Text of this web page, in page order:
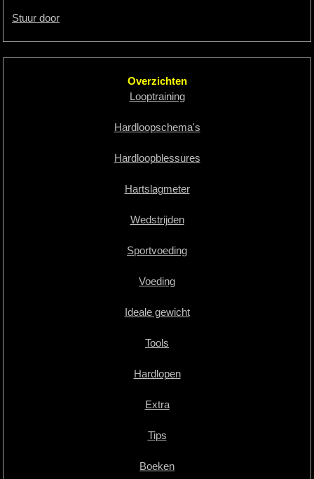
Stuur door
Overzichten
Looptraining
Hardloopschema's
Hardloopblessures
Hartslagmeter
Wedstrijden
Sportvoeding
Voeding
Ideale gewicht
Tools
Hardlopen
Extra
Tips
Boeken